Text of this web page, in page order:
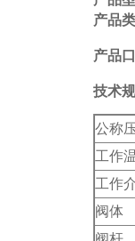
产品
产品
技术
公称
工作
工作
阀体